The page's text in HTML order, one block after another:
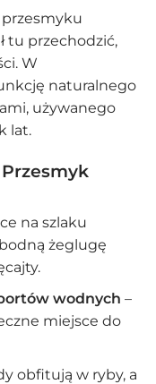
przesmyku
tu przechodzić,
W
naturalnego
używanego
lat.
na szlaku
żeglugę
wodnych –
miejsce do
obfitują w ryby, a